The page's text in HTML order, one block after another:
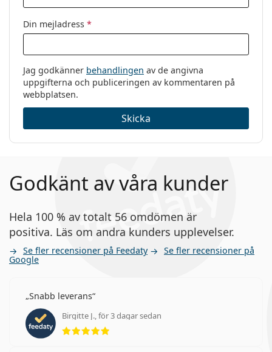
Din mejladress *
Jag godkänner behandlingen av de angivna
uppgifterna och publiceringen av kommentaren på
webbplatsen.
Skicka
Godkänt av våra kunder
Hela 100 % av totalt 56 omdömen är
positiva. Läs om andra kunders upplevelser.
Se fler recensioner på Feedaty Se fler recensioner på
Google
Snabb leverans
Birgitte J., för 3 dagar sedan
Betyg 5 av 5